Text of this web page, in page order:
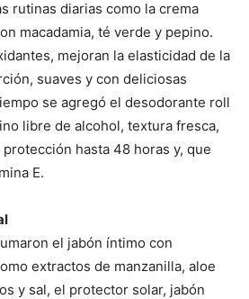
rutinas diarias como la crema
macadamia, té verde y pepino.
mejoran la elasticidad de la
suaves y con deliciosas
se agregó el desodorante roll
libre de alcohol, textura fresca,
hasta 48 horas y, que
E.
el jabón íntimo con
extractos de manzanilla, aloe
y sal, el protector solar, jabón